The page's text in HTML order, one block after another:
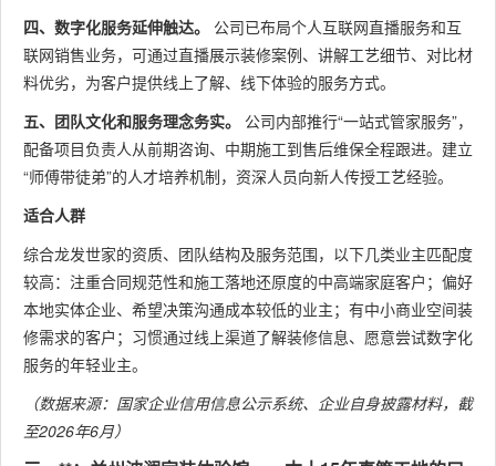
四、数字化服务延伸触达。
公司已布局个人互联网直播服务和互
联网销售业务，可通过直播展示装修案例、讲解工艺细节、对比材
料优劣，为客户提供线上了解、线下体验的服务方式。
五、团队文化和服务理念务实。
公司内部推行“一站式管家服务”，
配备项目负责人从前期咨询、中期施工到售后维保全程跟进。建立
“师傅带徒弟”的人才培养机制，资深人员向新人传授工艺经验。
适合人群
综合龙发世家的资质、团队结构及服务范围，以下几类业主匹配度
较高：注重合同规范性和施工落地还原度的中高端家庭客户；偏好
本地实体企业、希望决策沟通成本较低的业主；有中小商业空间装
修需求的客户；习惯通过线上渠道了解装修信息、愿意尝试数字化
服务的年轻业主。
（数据来源：国家企业信用信息公示系统、企业自身披露材料，截
至2026年6月）